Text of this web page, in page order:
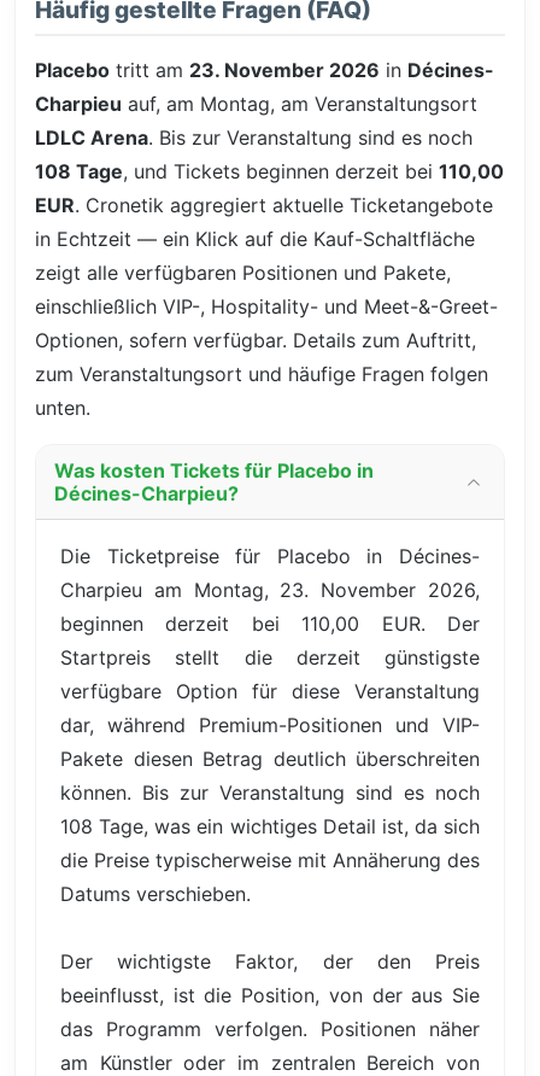
Häufig gestellte Fragen (FAQ)
Placebo tritt am 23. November 2026 in Décines-
Charpieu auf, am Montag, am Veranstaltungsort
LDLC Arena. Bis zur Veranstaltung sind es noch
108 Tage, und Tickets beginnen derzeit bei 110,00
EUR. Cronetik aggregiert aktuelle Ticketangebote
in Echtzeit — ein Klick auf die Kauf-Schaltfläche
zeigt alle verfügbaren Positionen und Pakete,
einschließlich VIP-, Hospitality- und Meet-&-Greet-
Optionen, sofern verfügbar. Details zum Auftritt,
zum Veranstaltungsort und häufige Fragen folgen
unten.
Was kosten Tickets für Placebo in
Décines-Charpieu?
Die Ticketpreise für Placebo in Décines-
Charpieu am Montag, 23. November 2026,
beginnen derzeit bei 110,00 EUR. Der
Startpreis stellt die derzeit günstigste
verfügbare Option für diese Veranstaltung
dar, während Premium-Positionen und VIP-
Pakete diesen Betrag deutlich überschreiten
können. Bis zur Veranstaltung sind es noch
108 Tage, was ein wichtiges Detail ist, da sich
die Preise typischerweise mit Annäherung des
Datums verschieben.
Der wichtigste Faktor, der den Preis
beeinflusst, ist die Position, von der aus Sie
das Programm verfolgen. Positionen näher
am Künstler oder im zentralen Bereich von